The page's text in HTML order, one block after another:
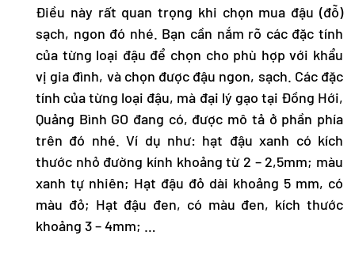
Điều này rất quan trọng khi chọn mua đậu (đỗ)
sạch, ngon đó nhé. Bạn cần nắm rõ các đặc tính
của từng loại đậu để chọn cho phù hợp với khẩu
vị gia đình, và chọn được đậu ngon, sạch. Các đặc
tính của từng loại đậu, mà đại lý gạo tại Đồng Hới,
Quảng Bình GO đang có, được mô tả ở phần phía
trên đó nhé. Ví dụ như: hạt đậu xanh có kích
thước nhỏ đường kính khoảng từ 2 – 2,5mm; màu
xanh tự nhiên; Hạt đậu đỏ dài khoảng 5 mm, có
màu đỏ; Hạt đậu đen, có màu đen, kích thước
khoảng 3 – 4mm; …